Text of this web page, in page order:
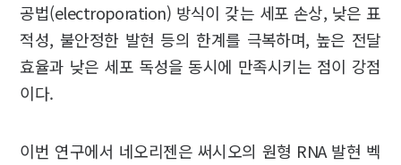
공법(electroporation) 방식이 갖는 세포 손상, 낮은 표
적성, 불안정한 발현 등의 한계를 극복하며, 높은 전달
효율과 낮은 세포 독성을 동시에 만족시키는 점이 강점
이다.
이번 연구에서 네오리젠은 써시오의 원형 RNA 발현 벡